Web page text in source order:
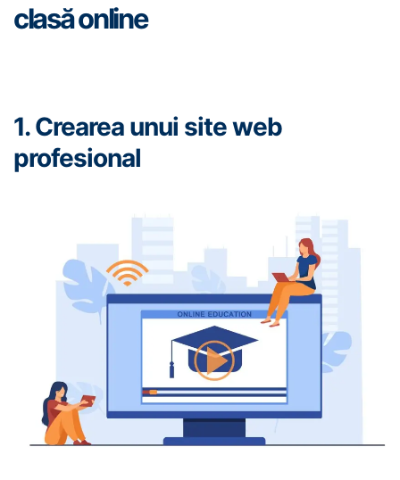
clasă online
1. Crearea unui site web
profesional